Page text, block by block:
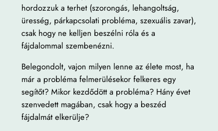
hordozzuk a terhet (szorongás, lehangoltság,
üresség, párkapcsolati probléma, szexuális zavar),
csak hogy ne kelljen beszélni róla és a
fájdalommal szembenézni.
Belegondolt, vajon milyen lenne az élete most, ha
már a probléma felmerülésekor felkeres egy
segítőt? Mikor kezdődött a probléma? Hány évet
szenvedett magában, csak hogy a beszéd
fájdalmát elkerülje?